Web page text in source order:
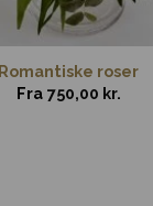
Romantiske roser
Fra 750,00 kr.